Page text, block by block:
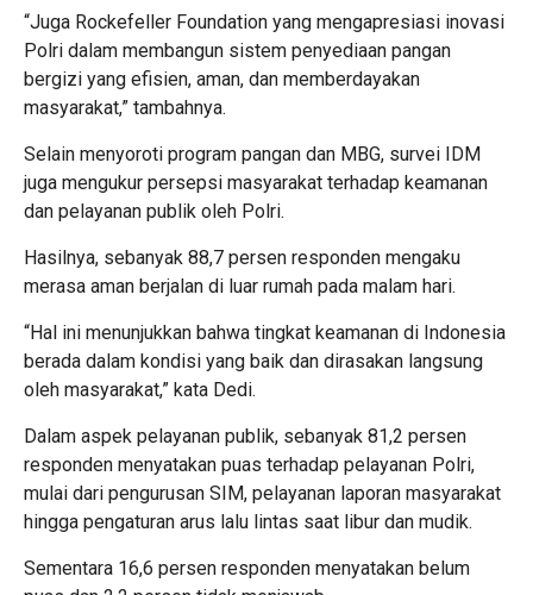
“Juga Rockefeller Foundation yang mengapresiasi inovasi
Polri dalam membangun sistem penyediaan pangan
bergizi yang efisien, aman, dan memberdayakan
masyarakat,” tambahnya.
Selain menyoroti program pangan dan MBG, survei IDM
juga mengukur persepsi masyarakat terhadap keamanan
dan pelayanan publik oleh Polri.
Hasilnya, sebanyak 88,7 persen responden mengaku
merasa aman berjalan di luar rumah pada malam hari.
“Hal ini menunjukkan bahwa tingkat keamanan di Indonesia
berada dalam kondisi yang baik dan dirasakan langsung
oleh masyarakat,” kata Dedi.
Dalam aspek pelayanan publik, sebanyak 81,2 persen
responden menyatakan puas terhadap pelayanan Polri,
mulai dari pengurusan SIM, pelayanan laporan masyarakat
hingga pengaturan arus lalu lintas saat libur dan mudik.
Sementara 16,6 persen responden menyatakan belum